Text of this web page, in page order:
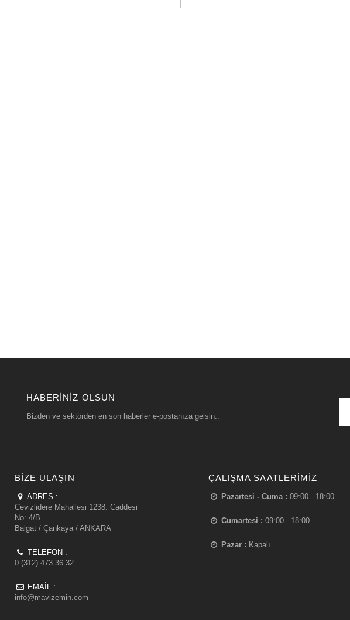
HABERINIZ OLSUN
Bizden ve sektörden en son haberler e-postanıza gelsin..
BIZE ULAŞIN
ADRES :
Cevizlidere Mahallesi 1238. Caddesi
No: 4/B
Balgat / Çankaya / ANKARA
TELEFON :
0 (312) 473 36 32
EMAIL :
info@mavizemin.com
ÇALIŞMA SAATLERIMIZ
Pazartesi - Cuma : 09:00 - 18:00
Cumartesi : 09:00 - 18:00
Pazar : Kapalı